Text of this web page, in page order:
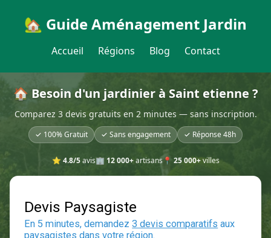
🏡 Guide Aménagement Jardin
Accueil Régions Blog Contact
🏠 Besoin d'un jardinier à Saint etienne ?
Comparez 3 devis gratuits en 2 minutes — sans inscription.
✓ 100% Gratuit ✓ Sans engagement ✓ Réponse 48h
⭐ 4.8/5avis🏢 12 000+artisans📍 25 000+villes